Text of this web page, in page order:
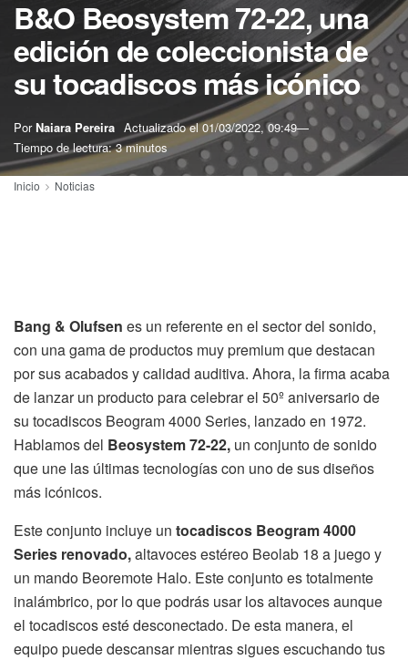
B&O Beosystem 72-22, una
edición de coleccionista de
su tocadiscos más icónico
Por Naiara Pereira Actualizado el01/03/2022, 09:49
Tiempo de lectura: 3 minutos
Inicio Noticias
Bang & Olufsen es un referente en el sector del sonido,
con una gama de productos muy premium que destacan
por sus acabados y calidad auditiva. Ahora, la firma acaba
de lanzar un producto para celebrar el 50º aniversario de
su tocadiscos Beogram 4000 Series, lanzado en 1972.
Hablamos del Beosystem 72-22, un conjunto de sonido
que une las últimas tecnologías con uno de sus diseños
más icónicos.
Este conjunto incluye un tocadiscos Beogram 4000
Series renovado,altavoces estéreo Beolab 18 a juego y
un mando Beoremote Halo. Este conjunto es totalmente
inalámbrico, por lo que podrás usar los altavoces aunque
el tocadiscos esté desconectado. De esta manera, el
equipo puede descansar mientras sigues escuchando tus